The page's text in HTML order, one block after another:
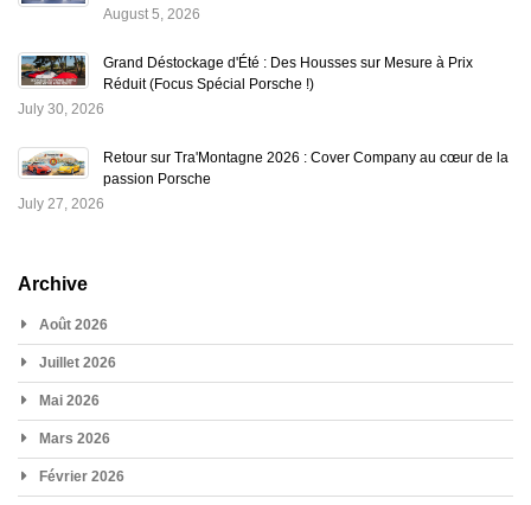
August 5, 2026
Grand Déstockage d'Été : Des Housses sur Mesure à Prix
Réduit (Focus Spécial Porsche !)
July 30, 2026
Retour sur Tra'Montagne 2026 : Cover Company au cœur de la
passion Porsche
July 27, 2026
Archive
Août 2026
Juillet 2026
Mai 2026
Mars 2026
Février 2026